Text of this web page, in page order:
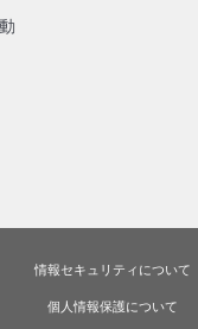
情報セキュリティについて
個人情報保護について